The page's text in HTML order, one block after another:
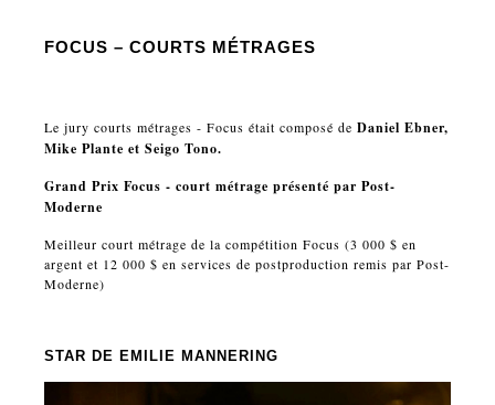
FOCUS – COURTS MÉTRAGES
Le jury courts métrages - Focus était composé deDaniel Ebner,
Mike Plante et Seigo Tono.
Grand Prix Focus - court métrage présenté par Post-
Moderne
Meilleur court métrage de la compétition Focus (3 000 $ en
argent et 12 000 $ en services de postproduction remis par Post-
Moderne)
STAR DE EMILIE MANNERING